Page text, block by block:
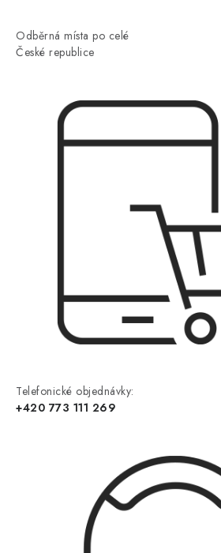
Odběrná místa po celé
České republice
Telefonické objednávky:
+420 773 111 269